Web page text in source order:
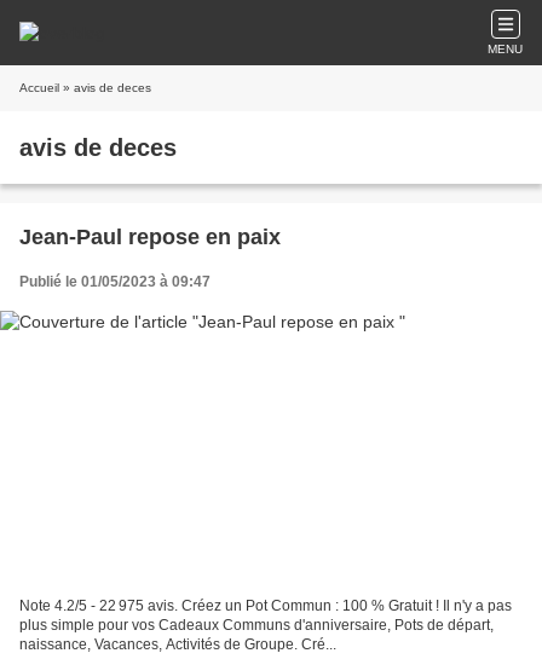
MENU
Accueil » avis de deces
avis de deces
Jean-Paul repose en paix
Publié le 01/05/2023 à 09:47
Note 4.2/5 - 22 975 avis. Créez un Pot Commun : 100 % Gratuit ! Il n'y a pas
plus simple pour vos Cadeaux Communs d'anniversaire, Pots de départ,
naissance, Vacances, Activités de Groupe. Cré...